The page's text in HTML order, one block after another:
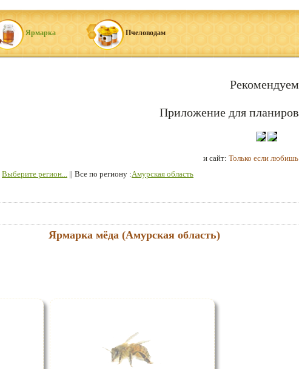
Ярмарка Пчеловодам
Приложение для
и сайт: Только если
Выберите регион... || Все по региону :Амурская область
Ярмарка мёда (Амурская область)